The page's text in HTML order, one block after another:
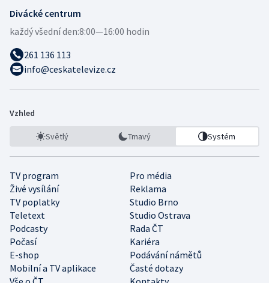
Divácké centrum
každý všední den:8:00—16:00 hodin
261 136 113
info@ceskatelevize.cz
Vzhled
Světlý Tmavý Systém
TV program
Pro média
Živé vysílání
Reklama
TV poplatky
Studio Brno
Teletext
Studio Ostrava
Podcasty
Rada ČT
Počasí
Kariéra
E-shop
Podávání námětů
Mobilní a TV aplikace
Časté dotazy